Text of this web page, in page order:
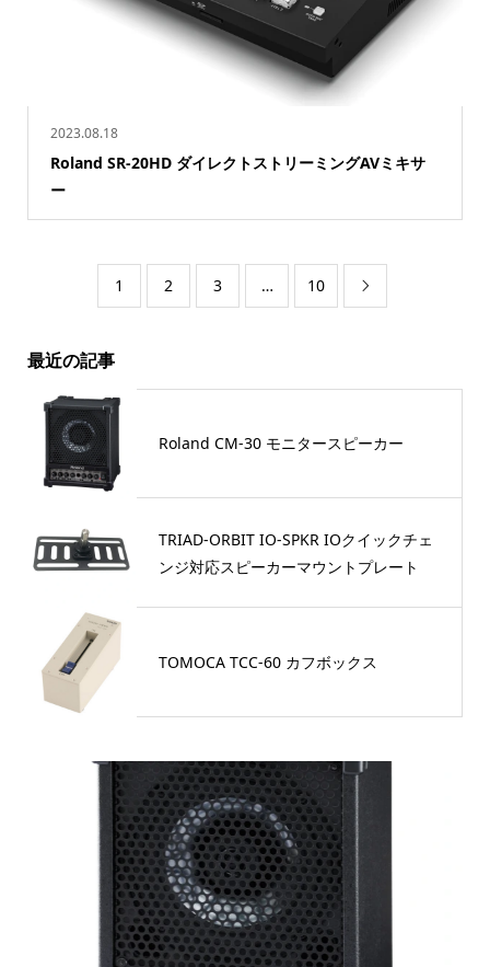
2023.08.18
Roland SR-20HD ダイレクトストリーミングAVミキサ
ー
1 2 3 … 10 
最近の記事
Roland CM-30 モニタースピーカー
TRIAD-ORBIT IO-SPKR IOクイックチェ
ンジ対応スピーカーマウントプレート
TOMOCA TCC-60 カフボックス